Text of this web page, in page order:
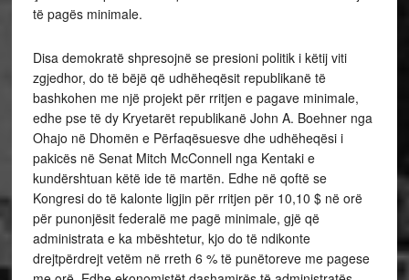
të pagës minimale.
Disa demokratë shpresojnë se presioni politik i këtij viti
zgjedhor, do të bëjë që udhëheqësit republikanë të
bashkohen me një projekt për rritjen e pagave minimale,
edhe pse të dy Kryetarët republikanë John A. Boehner nga
Ohajo në Dhomën e Përfaqësuesve dhe udhëheqësi i
pakicës në Senat Mitch McConnell nga Kentaki e
kundërshtuan këtë ide të martën. Edhe në qoftë se
Kongresi do të kalonte ligjin për rritjen për 10,10 $ në orë
për punonjësit federalë me pagë minimale, gjë që
administrata e ka mbështetur, kjo do të ndikonte
drejtpërdrejt vetëm në rreth 6 % të punëtoreve me pagese